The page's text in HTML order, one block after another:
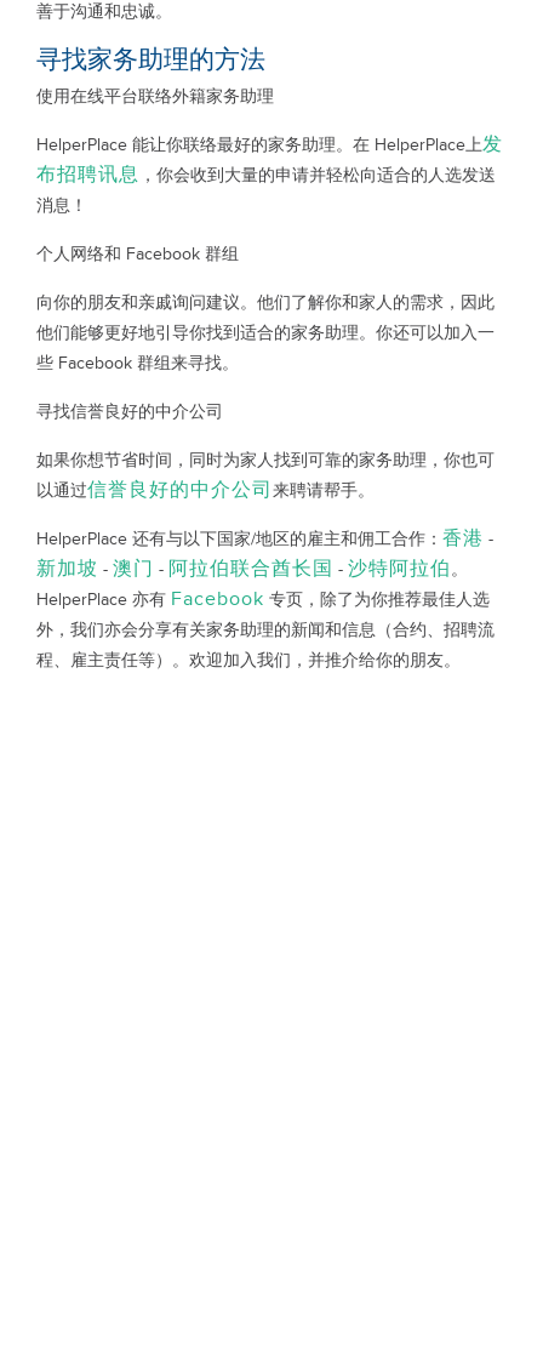
善于沟通和忠诚。
寻找家务助理的方法
使用在线平台联络外籍家务助理
HelperPlace 能让你联络最好的家务助理。在 HelperPlace上发
布招聘讯息 ，你会收到大量的申请并轻松向适合的人选发送
消息！
个人网络和 Facebook 群组
向你的朋友和亲戚询问建议。他们了解你和家人的需求，因此
他们能够更好地引导你找到适合的家务助理。你还可以加入一
些 Facebook 群组来寻找。
寻找信誉良好的中介公司
如果你想节省时间，同时为家人找到可靠的家务助理，你也可
以通过信誉良好的中介公司 来聘请帮手。
HelperPlace 还有与以下国家/地区的雇主和佣工合作： 香港 -
新加坡 - 澳门 - 阿拉伯联合酋长国 - 沙特阿拉伯。
HelperPlace 亦有 Facebook 专页，除了为你推荐最佳人选
外，我们亦会分享有关家务助理的新闻和信息（合约、招聘流
程、雇主责任等）。欢迎加入我们，并推介给你的朋友。